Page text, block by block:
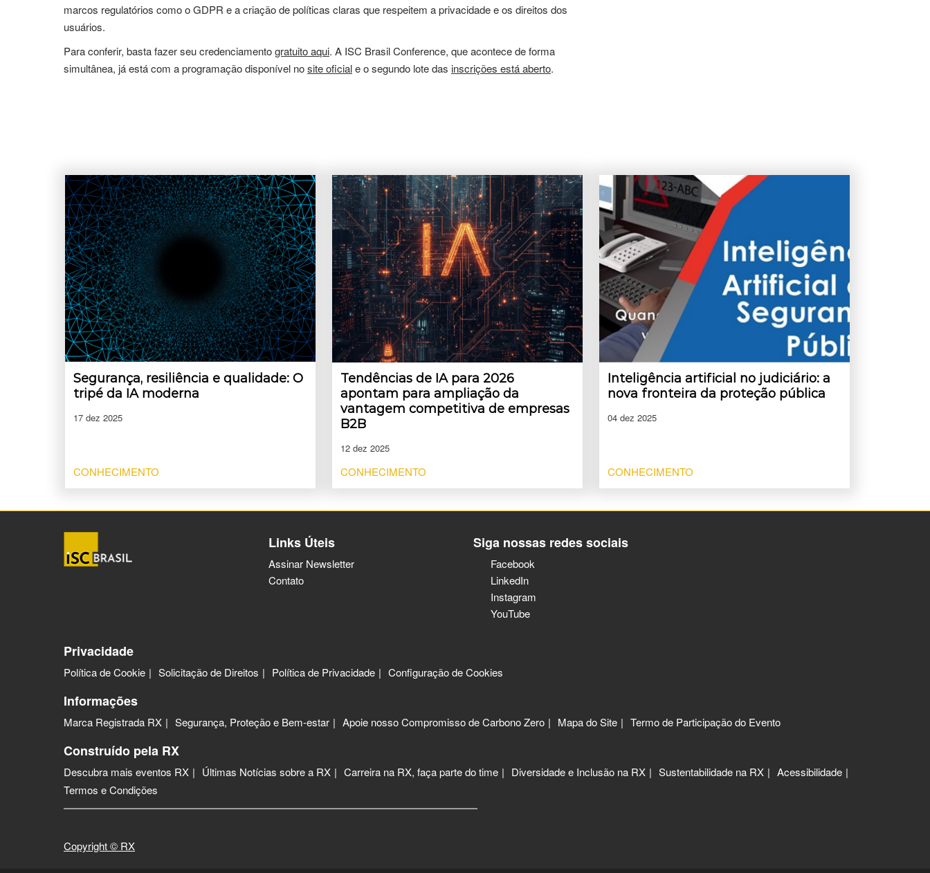
marcos regulatórios como o GDPR e a criação de políticas claras que respeitem a privacidade e os direitos dos
usuários.
Para conferir, basta fazer seu credenciamentogratuito aqui. A ISC Brasil Conference, que acontece de forma
simultânea, já está com a programação disponível nosite oficiale o segundo lote das inscrições está aberto.
Segurança, resiliência e qualidade: O
tripé da IA moderna
17 dez 2025
CONHECIMENTO
Tendências de IA para 2026
apontam para ampliação da
vantagem competitiva de empresas
B2B
12 dez 2025
CONHECIMENTO
Inteligência artificial no judiciário: a
nova fronteira da proteção pública
04 dez 2025
CONHECIMENTO
Links Úteis
Assinar Newsletter
Contato
Siga nossas redes sociais
Facebook
LinkedIn
Instagram
YouTube
Privacidade
Política de Cookie Solicitação de Direitos Política de Privacidade Configuração de Cookies
Informações
Marca Registrada RX Segurança, Proteção e Bem-estar Apoie nosso Compromisso de Carbono Zero Mapa do Site Termo de Participação do Evento
Construído pela RX
Descubra mais eventos RX Últimas Notícias sobre a RX Carreira na RX, faça parte do time Diversidade e Inclusão na RX Sustentabilidade na RX
Acessibilidade
Termos e Condições
Copyright © RX